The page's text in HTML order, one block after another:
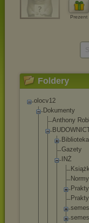
Prezent
Foldery
olocv12
Dokumenty
Anthony
Gazety
INŻ
Normy